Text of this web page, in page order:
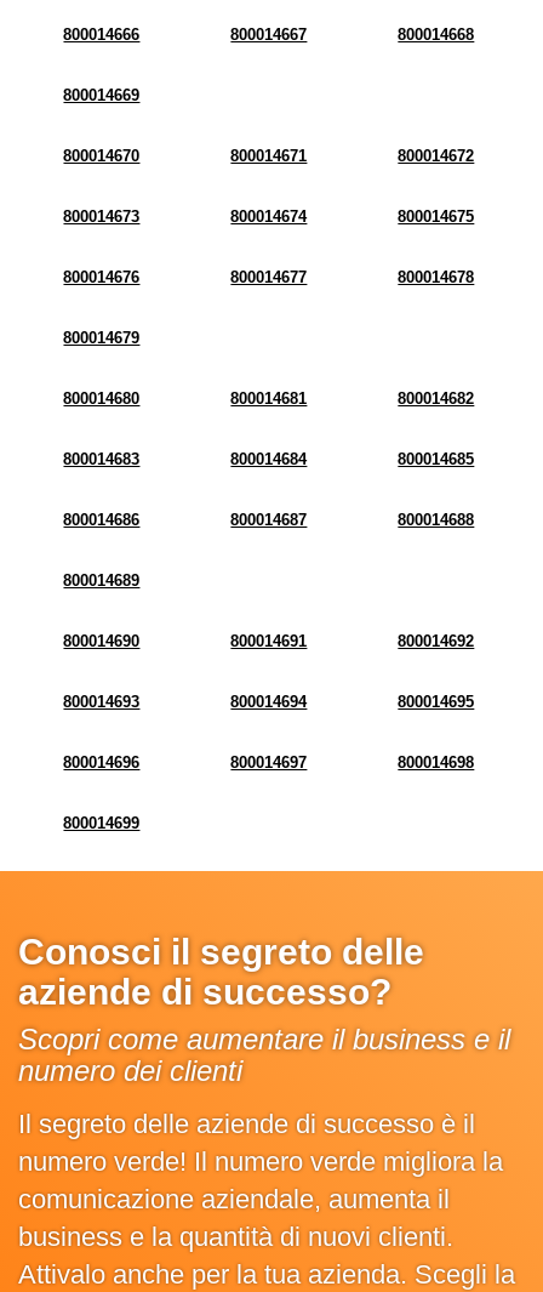
800014666 800014667 800014668
800014669
800014670 800014671 800014672
800014673 800014674 800014675
800014676 800014677 800014678
800014679
800014680 800014681 800014682
800014683 800014684 800014685
800014686 800014687 800014688
800014689
800014690 800014691 800014692
800014693 800014694 800014695
800014696 800014697 800014698
800014699
Conosci il segreto delle
aziende di successo?
Scopri come aumentare il business e il
numero dei clienti
Il segreto delle aziende di successo è il
numero verde! Il numero verde migliora la
comunicazione aziendale, aumenta il
business e la quantità di nuovi clienti.
Attivalo anche per la tua azienda. Scegli la